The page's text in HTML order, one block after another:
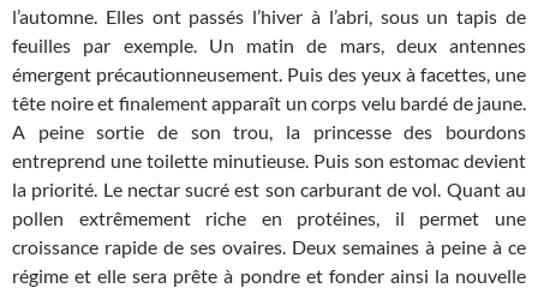
l’automne. Elles ont passés l’hiver à l’abri, sous un tapis de
feuilles par exemple. Un matin de mars, deux antennes
émergent précautionneusement. Puis des yeux à facettes, une
tête noire et finalement apparaît un corps velu bardé de jaune.
A peine sortie de son trou, la princesse des bourdons
entreprend une toilette minutieuse. Puis son estomac devient
la priorité. Le nectar sucré est son carburant de vol. Quant au
pollen extrêmement riche en protéines, il permet une
croissance rapide de ses ovaires. Deux semaines à peine à ce
régime et elle sera prête à pondre et fonder ainsi la nouvelle